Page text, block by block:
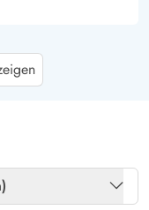
5 von 5
5 out of 5
wünscht...seien
ausreichend